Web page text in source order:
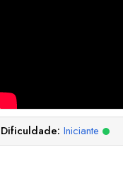
Dificuldade: Iniciante